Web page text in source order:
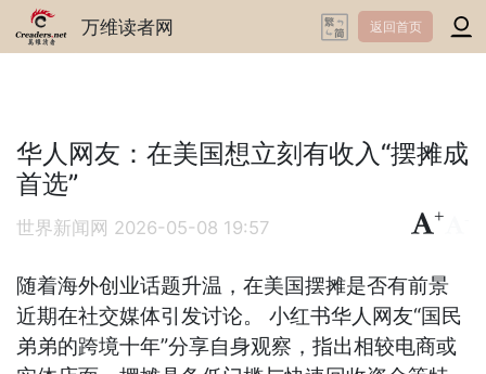
万维读者网 返回首页
华人网友：在美国想立刻有收入“摆摊成
首选”
世界新闻网 2026-05-08 19:57
+
随着海外创业话题升温，在美国摆摊是否有前景
近期在社交媒体引发讨论。 小红书华人网友“国民
弟弟的跨境十年”分享自身观察，指出相较电商或